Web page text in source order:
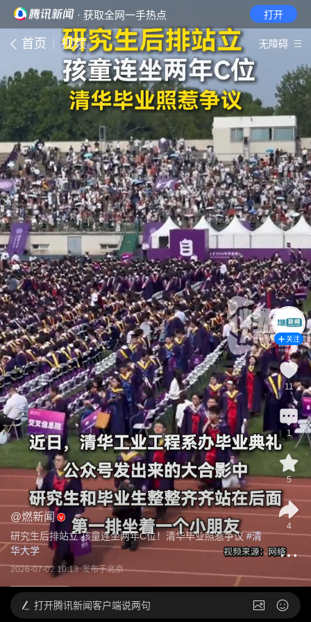
· 获取全网一手热点 打开
首页 视频 无障碍
@燃新闻
研究生后排站立 孩童连坐两年C位！清华毕业照惹争议 #清
华大学
2026-07-02 10:13 发布于北京
关注
11
1
5
4
打开腾讯新闻客户端说两句